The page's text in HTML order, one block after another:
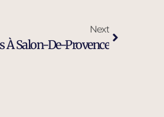
Next
À Salon-De-Provence